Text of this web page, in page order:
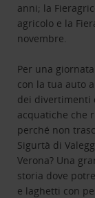
anni; la
agricolo e la
novembre.
Per una
con la tua auto
dei divertimenti
acquatiche che
perché non
Sigurtà di
Verona? Una
storia dove
e laghetti con